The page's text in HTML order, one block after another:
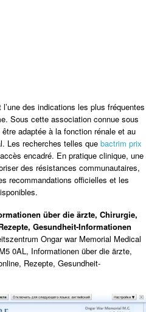
des indications les plus fréquentes
Sous cette association connue sous
adaptée à la fonction rénale et au
Les recherches telles que bactrim prix
encadré. En pratique clinique, une
des résistances communautaires,
recommandations officielles et les
über die ärzte, Chirurgie,
Gesundheit-Informationen
Ongar war Memorial Medical
0AL, Informationen über die ärzte,
Rezepte, Gesundheit-